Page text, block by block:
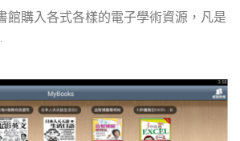
館購入各式各樣的電子學術資源，凡是